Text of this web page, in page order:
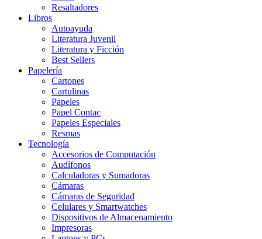
Resaltadores
Libros
Autoayuda
Literatura Juvenil
Literatura y Ficción
Best Sellers
Papelería
Cartones
Cartulinas
Papeles
Papel Contac
Papeles Especiales
Resmas
Tecnología
Accesorios de Computación
Audífonos
Calculadoras y Sumadoras
Cámaras
Cámaras de Seguridad
Celulares y Smartwatches
Dispositivos de Almacenamiento
Impresoras